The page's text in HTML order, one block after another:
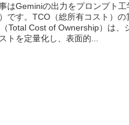
はGeminiの出力をプロンプト
です。TCO（総所有コスト）の
Total Cost of Ownership）は、
トを定量化し、表面的...